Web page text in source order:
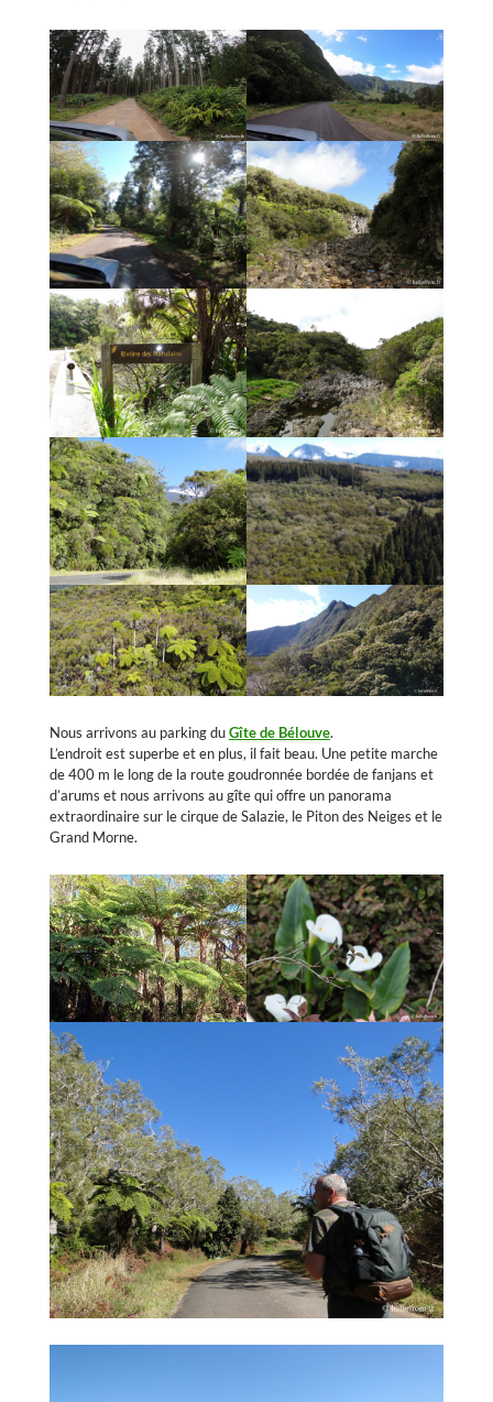
Nous arrivons au parking duGîte de Bélouve.
L’endroit est superbe et en plus, il fait beau. Une petite marche
de 400 m le long de la route goudronnée bordée de fanjans et
d’arums et nous arrivons au gîte qui offre un panorama
extraordinaire sur le cirque de Salazie, le Piton des Neiges et le
Grand Morne.